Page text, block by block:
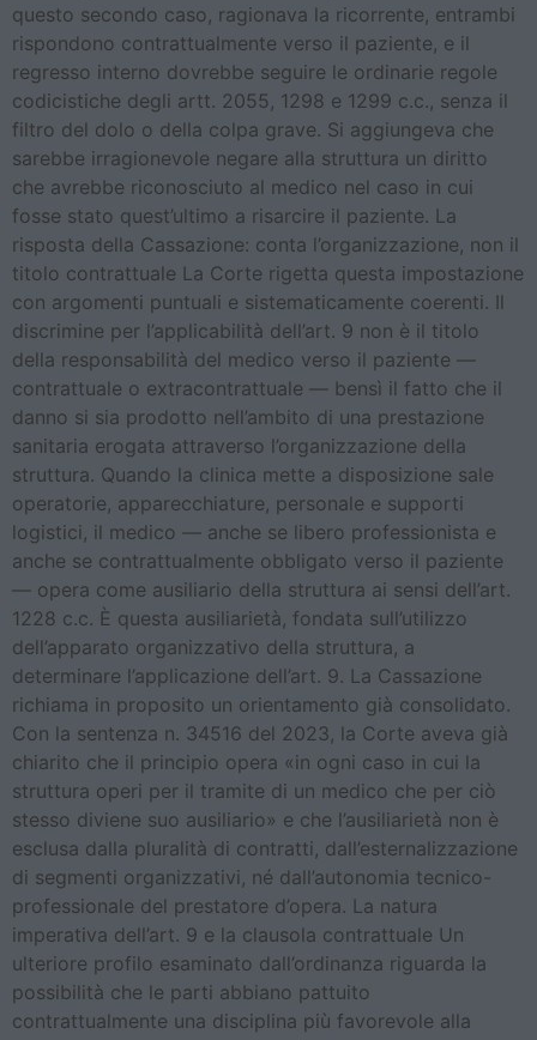
questo secondo caso, ragionava la ricorrente, entrambi
rispondono contrattualmente verso il paziente, e il
regresso interno dovrebbe seguire le ordinarie regole
codicistiche degli artt. 2055, 1298 e 1299 c.c., senza il
filtro del dolo o della colpa grave. Si aggiungeva che
sarebbe irragionevole negare alla struttura un diritto
che avrebbe riconosciuto al medico nel caso in cui
fosse stato quest’ultimo a risarcire il paziente. La
risposta della Cassazione: conta l’organizzazione, non il
titolo contrattuale La Corte rigetta questa impostazione
con argomenti puntuali e sistematicamente coerenti. Il
discrimine per l’applicabilità dell’art. 9 non è il titolo
della responsabilità del medico verso il paziente —
contrattuale o extracontrattuale — bensì il fatto che il
danno si sia prodotto nell’ambito di una prestazione
sanitaria erogata attraverso l’organizzazione della
struttura. Quando la clinica mette a disposizione sale
operatorie, apparecchiature, personale e supporti
logistici, il medico — anche se libero professionista e
anche se contrattualmente obbligato verso il paziente
— opera come ausiliario della struttura ai sensi dell’art.
1228 c.c. È questa ausiliarietà, fondata sull’utilizzo
dell’apparato organizzativo della struttura, a
determinare l’applicazione dell’art. 9. La Cassazione
richiama in proposito un orientamento già consolidato.
Con la sentenza n. 34516 del 2023, la Corte aveva già
chiarito che il principio opera «in ogni caso in cui la
struttura operi per il tramite di un medico che per ciò
stesso diviene suo ausiliario» e che l’ausiliarietà non è
esclusa dalla pluralità di contratti, dall’esternalizzazione
di segmenti organizzativi, né dall’autonomia tecnico-
professionale del prestatore d’opera. La natura
imperativa dell’art. 9 e la clausola contrattuale Un
ulteriore profilo esaminato dall’ordinanza riguarda la
possibilità che le parti abbiano pattuito
contrattualmente una disciplina più favorevole alla